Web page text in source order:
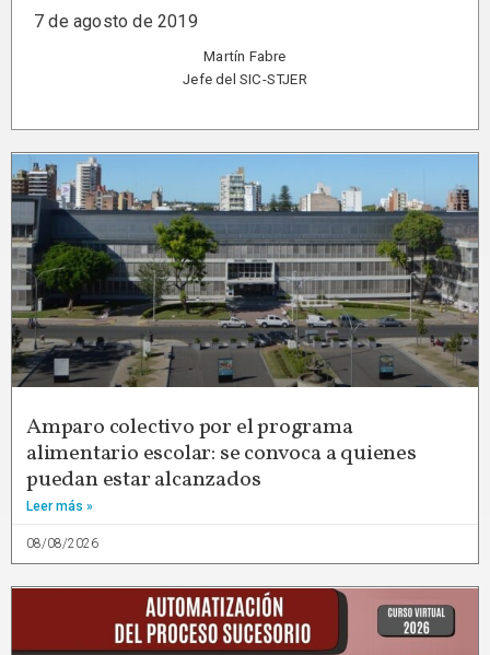
7 de agosto de 2019
Martín Fabre
Jefe del SIC-STJER
Amparo colectivo por el programa
alimentario escolar: se convoca a quienes
puedan estar alcanzados
Leer más »
08/08/2026